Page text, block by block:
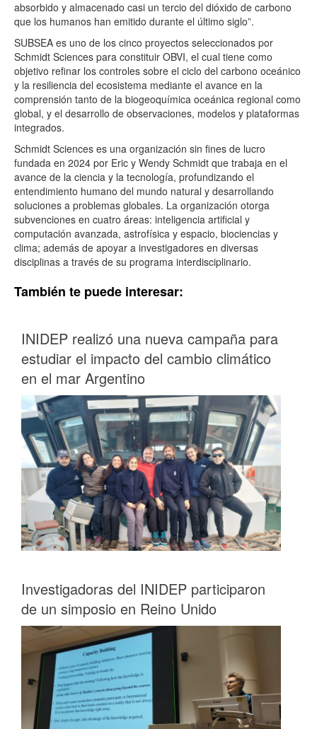
absorbido y almacenado casi un tercio del dióxido de carbono
que los humanos han emitido durante el último siglo”.
SUBSEA es uno de los cinco proyectos seleccionados por
Schmidt Sciences para constituir OBVI, el cual tiene como
objetivo refinar los controles sobre el ciclo del carbono oceánico
y la resiliencia del ecosistema mediante el avance en la
comprensión tanto de la biogeoquímica oceánica regional como
global, y el desarrollo de observaciones, modelos y plataformas
integrados.
Schmidt Sciences es una organización sin fines de lucro
fundada en 2024 por Eric y Wendy Schmidt que trabaja en el
avance de la ciencia y la tecnología, profundizando el
entendimiento humano del mundo natural y desarrollando
soluciones a problemas globales. La organización otorga
subvenciones en cuatro áreas: inteligencia artificial y
computación avanzada, astrofísica y espacio, biociencias y
clima; además de apoyar a investigadores en diversas
disciplinas a través de su programa interdisciplinario.
También te puede interesar:
INIDEP realizó una nueva campaña para
estudiar el impacto del cambio climático
en el mar Argentino
Investigadoras del INIDEP participaron
de un simposio en Reino Unido